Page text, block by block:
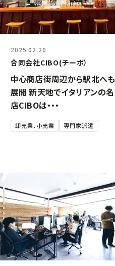
2025.02.20
合同会社CIBO(チーボ）
中心商店街周辺から駅北へも
展開 新天地でイタリアンの名
店CIBOは・・・
卸売業、小売業 専門家派遣